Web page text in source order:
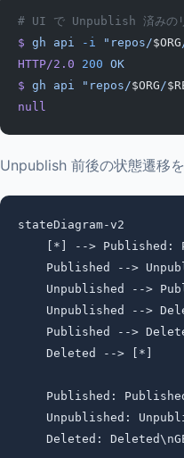
# UI で Unpublish 済みのリ
$ gh api -i "repos/$ORG
HTTP/2.0 200 OK
$ gh api "repos/$ORG/
null
Unpublish 前後の状態遷移
stateDiagram-v2
[*] --> Published:
Published -->
Unpublished -->
Unpublished -->
Published -->
    Deleted --> [*]
Published:
Unpublished: